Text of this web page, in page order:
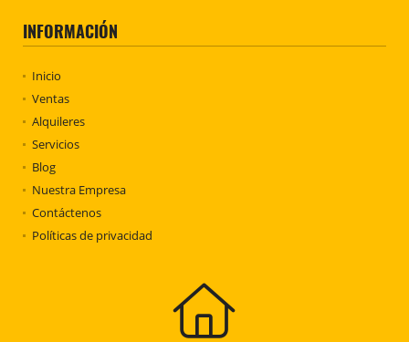
INFORMACIÓN
Inicio
Ventas
Alquileres
Servicios
Blog
Nuestra Empresa
Contáctenos
Políticas de privacidad